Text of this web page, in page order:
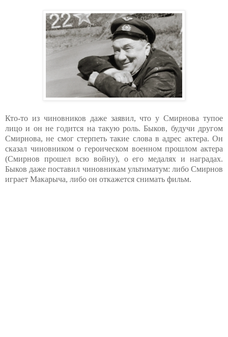
Кто-то из чиновников даже заявил, что у Смирнова тупое
лицо и он не годится на такую роль. Быков, будучи другом
Смирнова, не смог стерпеть такие слова в адрес актера. Он
сказал чиновником о героическом военном прошлом актера
(Смирнов прошел всю войну), о его медалях и наградах.
Быков даже поставил чиновникам ультиматум: либо Смирнов
играет Макарыча, либо он откажется снимать фильм.